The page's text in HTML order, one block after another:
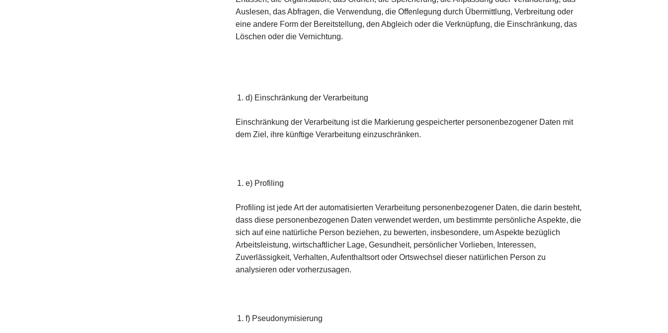
Auslesen, das Abfragen, die Verwendung, die Offenlegung durch Übermittlung, Verbreitung oder
eine andere Form der Bereitstellung, den Abgleich oder die Verknüpfung, die Einschränkung, das
Löschen oder die Vernichtung.
d) Einschränkung der Verarbeitung
Einschränkung der Verarbeitung ist die Markierung gespeicherter personenbezogener Daten mit
dem Ziel, ihre künftige Verarbeitung einzuschränken.
e) Profiling
Profiling ist jede Art der automatisierten Verarbeitung personenbezogener Daten, die darin besteht,
dass diese personenbezogenen Daten verwendet werden, um bestimmte persönliche Aspekte, die
sich auf eine natürliche Person beziehen, zu bewerten, insbesondere, um Aspekte bezüglich
Arbeitsleistung, wirtschaftlicher Lage, Gesundheit, persönlicher Vorlieben, Interessen,
Zuverlässigkeit, Verhalten, Aufenthaltsort oder Ortswechsel dieser natürlichen Person zu
analysieren oder vorherzusagen.
f) Pseudonymisierung